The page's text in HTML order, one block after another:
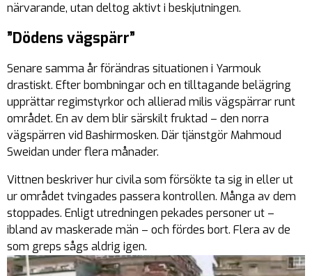
närvarande, utan deltog aktivt i beskjutningen.
”Dödens vägspärr”
Senare samma år förändras situationen i Yarmouk
drastiskt. Efter bombningar och en tilltagande belägring
upprättar regimstyrkor och allierad milis vägspärrar runt
området. En av dem blir särskilt fruktad – den norra
vägspärren vid Bashirmosken. Där tjänstgör Mahmoud
Sweidan under flera månader.
Vittnen beskriver hur civila som försökte ta sig in eller ut
ur området tvingades passera kontrollen. Många av dem
stoppades. Enligt utredningen pekades personer ut –
ibland av maskerade män – och fördes bort. Flera av de
som greps sågs aldrig igen.